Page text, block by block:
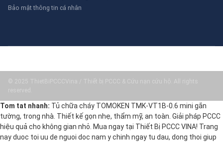
Bảo mật thông tin cá nhân
© 2025 ThietBiPCCCVina / Thiết bị PCCC & Cứu nạn cứu hộ. All rights
reserved.
Tom tat nhanh: Tủ chữa cháy TOMOKEN TMK-VT1B-0.6 mini gắn
tường, trong nhà. Thiết kế gọn nhẹ, thẩm mỹ, an toàn. Giải pháp PCCC
hiệu quả cho không gian nhỏ. Mua ngay tại Thiết Bị PCCC VINA! Trang
nay duoc toi uu de nguoi doc nam y chinh ngay tu dau, dong thoi giup